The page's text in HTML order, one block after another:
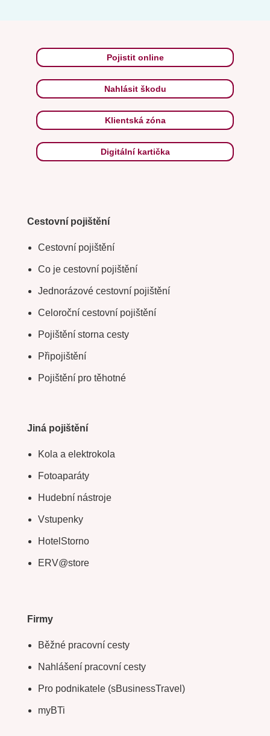
Pojistit online
Nahlásit škodu
Klientská zóna
Digitální kartička
Cestovní pojištění
Cestovní pojištění
Co je cestovní pojištění
Jednorázové cestovní pojištění
Celoroční cestovní pojištění
Pojištění storna cesty
Připojištění
Pojištění pro těhotné
Jiná pojištění
Kola a elektrokola
Fotoaparáty
Hudební nástroje
Vstupenky
HotelStorno
ERV@store
Firmy
Běžné pracovní cesty
Nahlášení pracovní cesty
Pro podnikatele (sBusinessTravel)
myBTi